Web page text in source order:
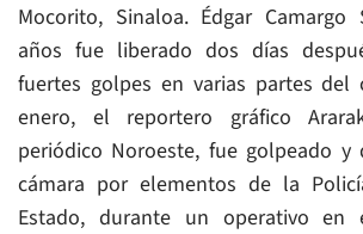
Mocorito, Sinaloa. Édgar
años fue liberado dos días
fuertes golpes en varias partes del
enero, el reportero gráfico
periódico Noroeste, fue golpeado y
cámara por elementos de la
Estado, durante un operativo en